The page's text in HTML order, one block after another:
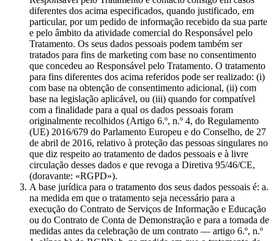
diferentes dos acima especificados, quando justificado, em
particular, por um pedido de informação recebido da sua parte
e pelo âmbito da atividade comercial do Responsável pelo
Tratamento. Os seus dados pessoais podem também ser
tratados para fins de marketing com base no consentimento
que concedeu ao Responsável pelo Tratamento. O tratamento
para fins diferentes dos acima referidos pode ser realizado: (i)
com base na obtenção de consentimento adicional, (ii) com
base na legislação aplicável, ou (iii) quando for compatível
com a finalidade para a qual os dados pessoais foram
originalmente recolhidos (Artigo 6.º, n.º 4, do Regulamento
(UE) 2016/679 do Parlamento Europeu e do Conselho, de 27
de abril de 2016, relativo à proteção das pessoas singulares no
que diz respeito ao tratamento de dados pessoais e à livre
circulação desses dados e que revoga a Diretiva 95/46/CE,
(doravante: «RGPD»).
A base jurídica para o tratamento dos seus dados pessoais é: a.
na medida em que o tratamento seja necessário para a
execução do Contrato de Serviços de Informação e Educação
ou do Contrato de Conta de Demonstração e para a tomada de
medidas antes da celebração de um contrato — artigo 6.º, n.º